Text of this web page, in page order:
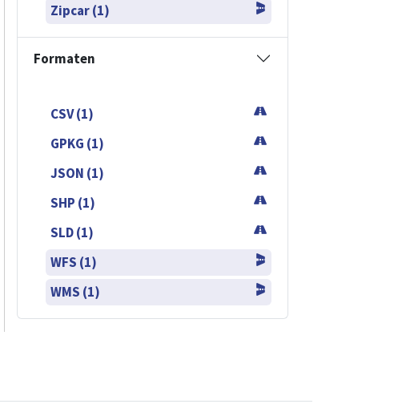
Zipcar (1)
Formaten
CSV (1)
GPKG (1)
JSON (1)
SHP (1)
SLD (1)
WFS (1)
WMS (1)